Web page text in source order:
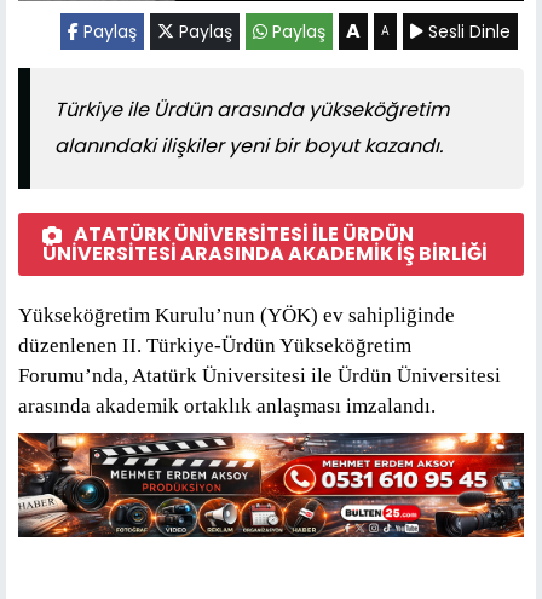
Paylaş Paylaş Paylaş A A Sesli Dinle
Türkiye ile Ürdün arasında yükseköğretim
alanındaki ilişkiler yeni bir boyut kazandı.
ATATÜRK ÜNİVERSİTESİ İLE ÜRDÜN
ÜNİVERSİTESİ ARASINDA AKADEMİK İŞ BİRLİĞİ
Yükseköğretim Kurulu’nun (YÖK) ev sahipliğinde
düzenlenen II. Türkiye-Ürdün Yükseköğretim
Forumu’nda, Atatürk Üniversitesi ile Ürdün Üniversitesi
arasında akademik ortaklık anlaşması imzalandı.